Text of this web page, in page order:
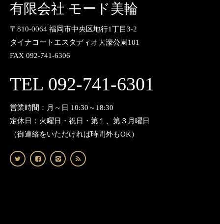
有限会社 モード美輪
〒810-0064 福岡市中央区地行1丁目3-2
ダイナコートエスタディオ大濠公園101
FAX 092-741-6306
TEL 092-741-6301
営業時間：月～日 10:30～18:30
定休日：火曜日・祝日・第１、第３月曜日
（御連絡をいただければ時間外もOK）